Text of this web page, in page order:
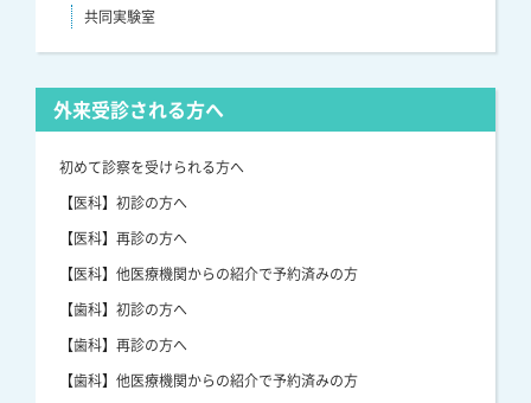
共同実験室
外来受診される方へ
初めて診察を受けられる方へ
【医科】初診の方へ
【医科】再診の方へ
【医科】他医療機関からの紹介で予約済みの方
【歯科】初診の方へ
【歯科】再診の方へ
【歯科】他医療機関からの紹介で予約済みの方